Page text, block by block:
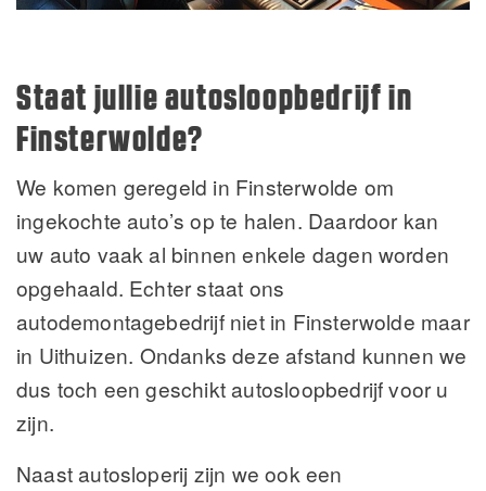
Staat jullie autosloopbedrijf in
Finsterwolde?
We komen geregeld in Finsterwolde om
ingekochte auto’s op te halen. Daardoor kan
uw auto vaak al binnen enkele dagen worden
opgehaald. Echter staat ons
autodemontagebedrijf niet in Finsterwolde maar
in Uithuizen. Ondanks deze afstand kunnen we
dus toch een geschikt autosloopbedrijf voor u
zijn.
Naast autosloperij zijn we ook een